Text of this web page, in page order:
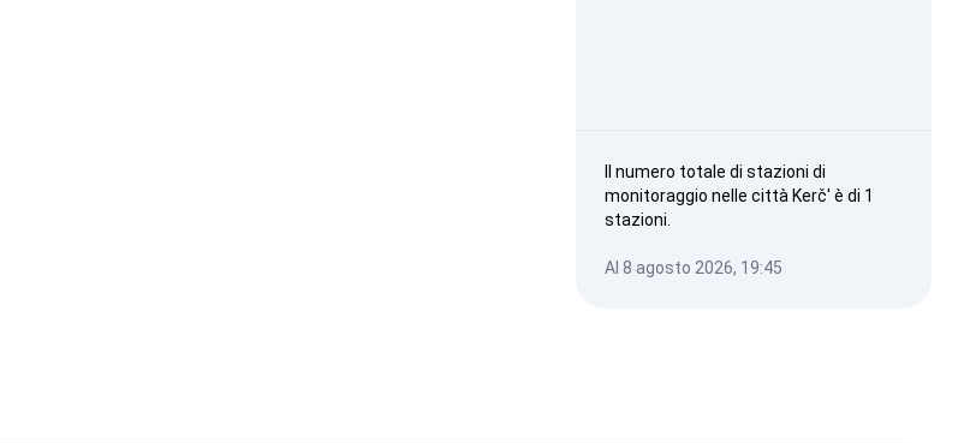
Il numero totale di stazioni di
monitoraggio nelle città Kerč' è di 1
stazioni.
Al 8 agosto 2026, 19:45